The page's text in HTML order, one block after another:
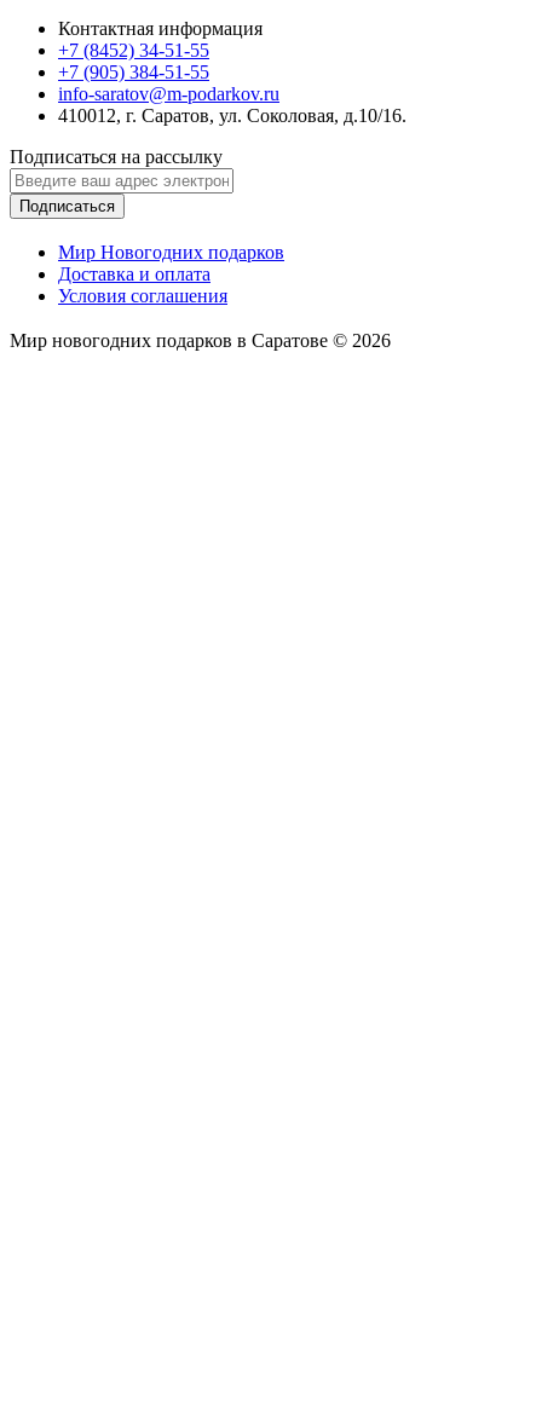
Контактная информация
+7 (8452) 34-51-55
+7 (905) 384-51-55
info-saratov@m-podarkov.ru
410012, г. Саратов, ул. Соколовая, д.10/16.
Подписаться на рассылку
Подписаться
Мир Новогодних подарков
Доставка и оплата
Условия соглашения
Мир новогодних подарков в Саратове © 2026